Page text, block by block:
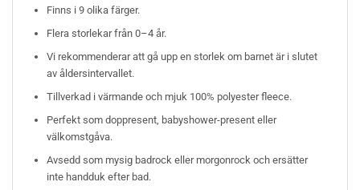
Finns i 9 olika färger.
Flera storlekar från 0–4 år.
Vi rekommenderar att gå upp en storlek om barnet är i slutet
av åldersintervallet.
Tillverkad i värmande och mjuk 100% polyester fleece.
Perfekt som doppresent, babyshower-present eller
välkomstgåva.
Avsedd som mysig badrock eller morgonrock och ersätter
inte handduk efter bad.